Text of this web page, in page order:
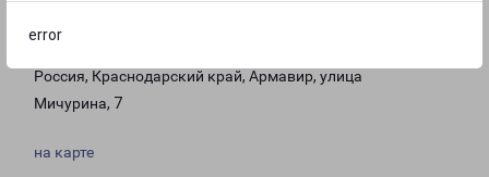
error
Россия, Краснодарский край, Армавир, улица
Мичурина, 7
на карте